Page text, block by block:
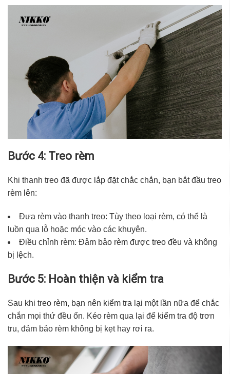
Bước 4: Treo rèm
Khi thanh treo đã được lắp đặt chắc chắn, bạn bắt đầu treo
rèm lên:
Đưa rèm vào thanh treo: Tùy theo loại rèm, có thể là
luồn qua lỗ hoặc móc vào các khuyên.
Điều chỉnh rèm: Đảm bảo rèm được treo đều và không
bị lệch.
Bước 5: Hoàn thiện và kiểm tra
Sau khi treo rèm, bạn nên kiểm tra lại một lần nữa để chắc
chắn mọi thứ đều ổn. Kéo rèm qua lại để kiểm tra độ trơn
tru, đảm bảo rèm không bị kẹt hay rơi ra.